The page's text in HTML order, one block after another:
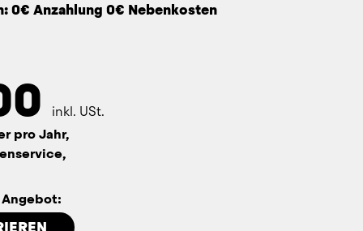
0€ Anzahlung 0€ Nebenkosten
inkl. USt.
pro Jahr,